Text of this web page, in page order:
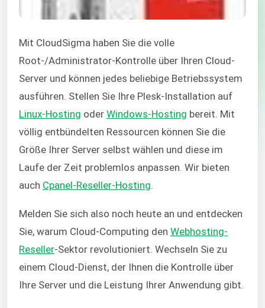
Mit CloudSigma haben Sie die volle
Root-/Administrator-Kontrolle über Ihren Cloud-
Server und können jedes beliebige Betriebssystem
ausführen. Stellen Sie Ihre Plesk-Installation auf
Linux-Hosting oder Windows-Hosting bereit. Mit
völlig entbündelten Ressourcen können Sie die
Größe Ihrer Server selbst wählen und diese im
Laufe der Zeit problemlos anpassen. Wir bieten
auch Cpanel-Reseller-Hosting
Melden Sie sich also noch heute an und entdecken
Sie, warum Cloud-Computing den Webhosting-
Reseller-Sektor revolutioniert. Wechseln Sie zu
einem Cloud-Dienst, der Ihnen die Kontrolle über
Ihre Server und die Leistung Ihrer Anwendung gibt.